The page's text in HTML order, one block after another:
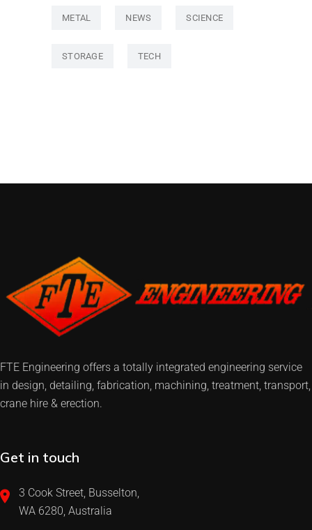
METAL NEWS SCIENCE
STORAGE TECH
FTE Engineering offers a totally integrated engineering service
in design, detailing, fabrication, machining, treatment, transport,
crane hire & erection.
Get in touch
3 Cook Street, Busselton,
WA 6280, Australia